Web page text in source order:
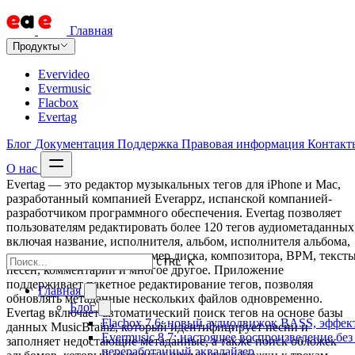
Главная
Продукты
Evervideo
Evermusic
Flacbox
Evertag
Блог Документация Поддержка Правовая информация
О нас
CTRL K
Главная
Блог
Flacbox 7.6: новый аудиодвижок BASS,
Evermusic 8.7: настоящее воспроизведение
переработанный эквалайзер
Evertag — это редактор музыкальных тегов для iPhone и Mac,
разработанный компанией Everappz, испанской компанией-
разработчиком программного обеспечения. Evertag позволяет
пользователям редактировать более 120 тегов
включая название, исполнителя, альбом, исполнителя альбома,
жанр, год, номер трека, номер диска, композитора, BPM,
песен, комментарии и многое другое. Приложение
поддерживает пакетное редактирование тегов, позволяя
обновлять метаданные нескольких файлов одновременно.
Evertag включает автоматический поиск тегов на основе базы
данных MusicBrainz, который идентифицирует песни и
заполняет недостающие метаданные, а также поиск обложек